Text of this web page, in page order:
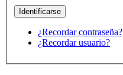
¿Recordar contraseña?
¿Recordar usuario?